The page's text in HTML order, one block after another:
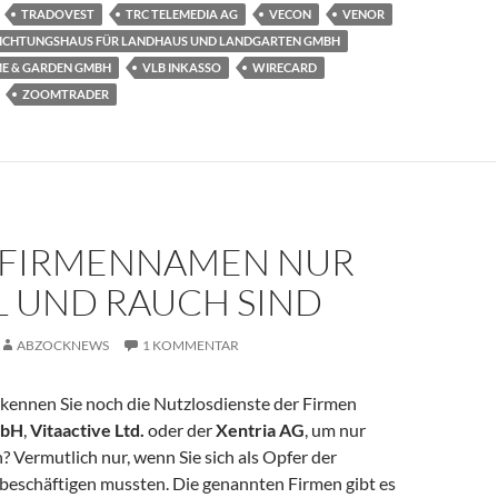
TRADOVEST TRC TELEMEDIA AG VECON
VENOR
FÜR LANDHAUS UND LANDGARTEN GMBH
& GARDEN GMBH
VLB INKASSO
WIRECARD
ZOOMTRADER
NUR
UND RAUCH SIND
ABZOCKNEWS 1 KOMMENTAR
Sie noch die Nutzlosdienste der Firmen
,Vitaactive Ltd. oder derXentria AG, um nur
Vermutlich nur, wenn Sie sich als Opfer der
mussten. Die genannten Firmen gibt es